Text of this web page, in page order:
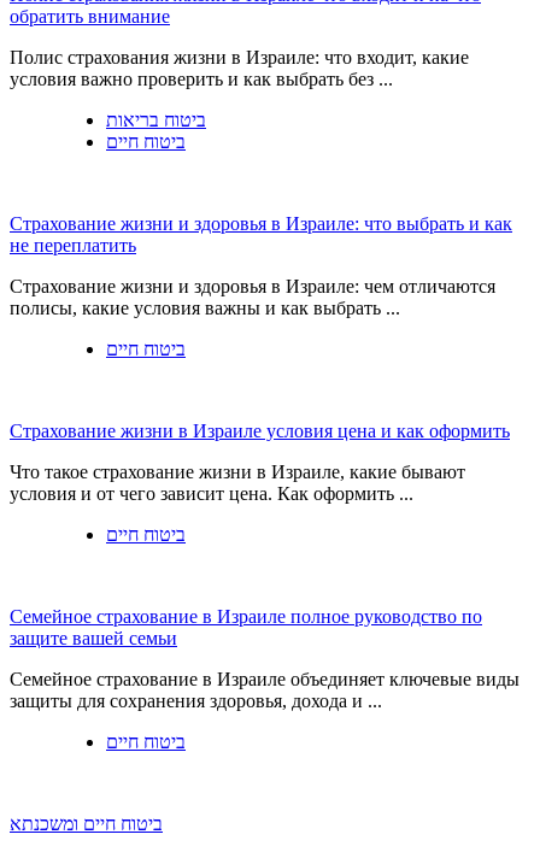
обратить внимание
Полис страхования жизни в Израиле: что входит, какие
условия важно проверить и как выбрать без ...
ביטוח בריאות
ביטוח חיים
Страхование жизни и здоровья в Израиле: что выбрать и как
не переплатить
Страхование жизни и здоровья в Израиле: чем отличаются
полисы, какие условия важны и как выбрать ...
ביטוח חיים
Страхование жизни в Израиле условия цена и как оформить
Что такое страхование жизни в Израиле, какие бывают
условия и от чего зависит цена. Как оформить ...
ביטוח חיים
Семейное страхование в Израиле полное руководство по
защите вашей семьи
Семейное страхование в Израиле объединяет ключевые виды
защиты для сохранения здоровья, дохода и ...
ביטוח חיים
ביטוח חיים ומשכנתא